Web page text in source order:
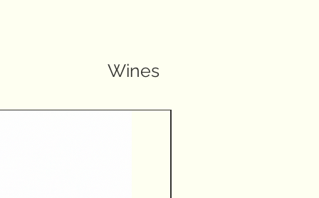
Wines